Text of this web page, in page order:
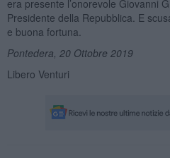
era presente l’onorevole Giovanni
Presidente della Repubblica. E
e buona fortuna.
Pontedera, 20 Ottobre 2019
Libero Venturi